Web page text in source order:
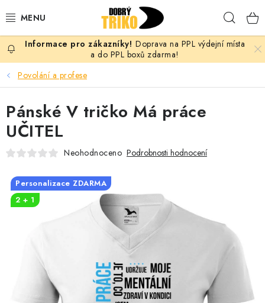
na
PRO ŽENY
PRO MUŽE
PRO DĚTI
PRO PÁRY
VLASTNÍ MOTIV
OKAMŽITĚ K ODBĚRU
Doprava na PPL výdejní místa
a do PPL boxů zdarma!
Povolání a profese
Pánské V tričko Má práce
UČITEL
Neohodnoceno Podrobnosti hodnocení
Personalizace ZDARMA
2 + 1